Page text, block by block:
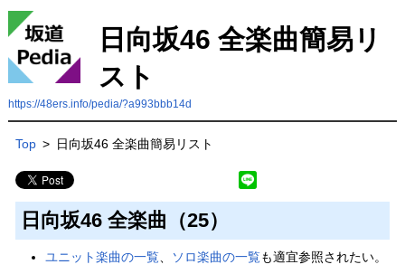
日向坂46 全楽曲簡易リ
スト
https://48ers.info/pedia/?a993bbb14d
Top > 日向坂46 全楽曲簡易リスト
日向坂46 全楽曲（25）
ユニット楽曲の一覧、 ソロ楽曲の一覧も適宜参照されたい。